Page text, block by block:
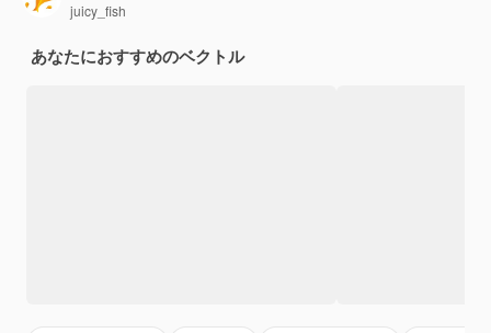
juicy_fish
あなたにおすすめのベクトル